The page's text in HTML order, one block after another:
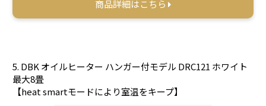
商品詳細はこちら
5. DBK オイルヒーター ハンガー付モデル DRC121 ホワイト
最大8畳
【heat smartモードにより室温をキープ】